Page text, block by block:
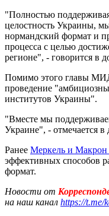
"Полностью
целостность Украины,
нормандский формат и
процесса с целью
регионе", - говорится в
Помимо этого главы
проведение
институтов Украины".
"Вместе мы
Украине", - отмечается в
Ранее Меркель и Макрон
эффективных способов
формат.
Новости от
на наш канал https://t.me/